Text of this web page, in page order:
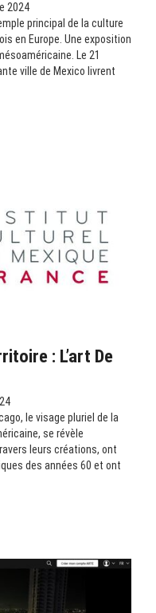
2024
principal de la culture
en Europe. Une exposition
Le 21
ville de Mexico livrent
: L’art De
le visage pluriel de la
se révèle
leurs créations, ont
des années 60 et ont